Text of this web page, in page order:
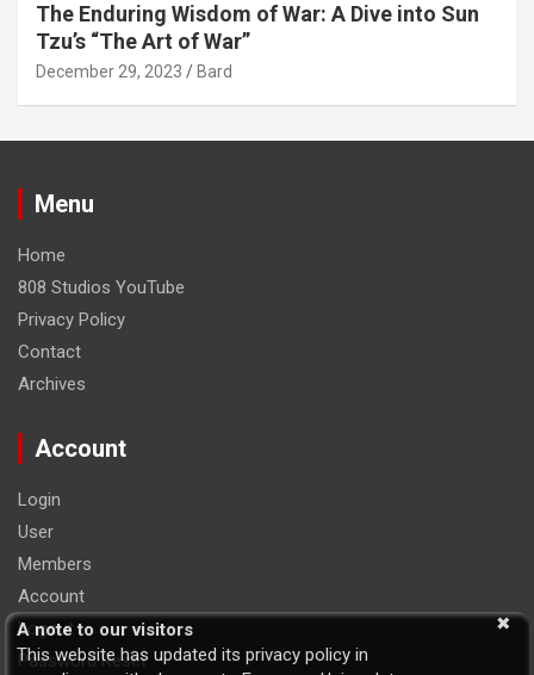
The Enduring Wisdom of War: A Dive into Sun
Tzu’s “The Art of War”
December 29, 2023 Bard
Menu
Home
808 Studios YouTube
Privacy Policy
Contact
Archives
Account
Login
User
Members
Account
Logout
Password Reset
A note to our visitors
This website has updated its privacy policy in